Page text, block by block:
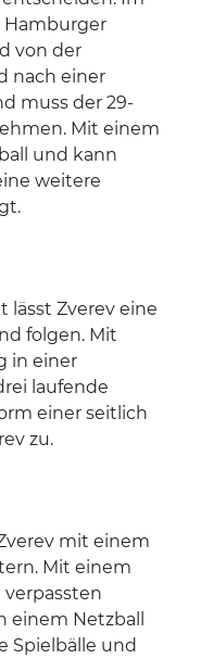
Hamburger
von der
nach einer
muss der 29-
Mit einem
und kann
weitere
Zverev eine
folgen. Mit
in einer
laufende
einer seitlich
zu.
mit einem
Mit einem
einem Netzball
Spielbälle und